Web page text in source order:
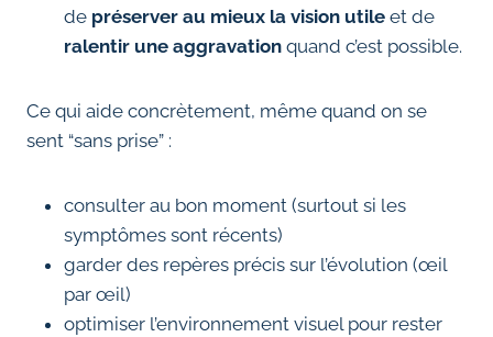
de préserver au mieux la vision utile et de
ralentir une aggravation quand c’est possible.
Ce qui aide concrètement, même quand on se
sent “sans prise” :
consulter au bon moment (surtout si les
symptômes sont récents)
garder des repères précis sur l’évolution (œil
par œil)
optimiser l’environnement visuel pour rester